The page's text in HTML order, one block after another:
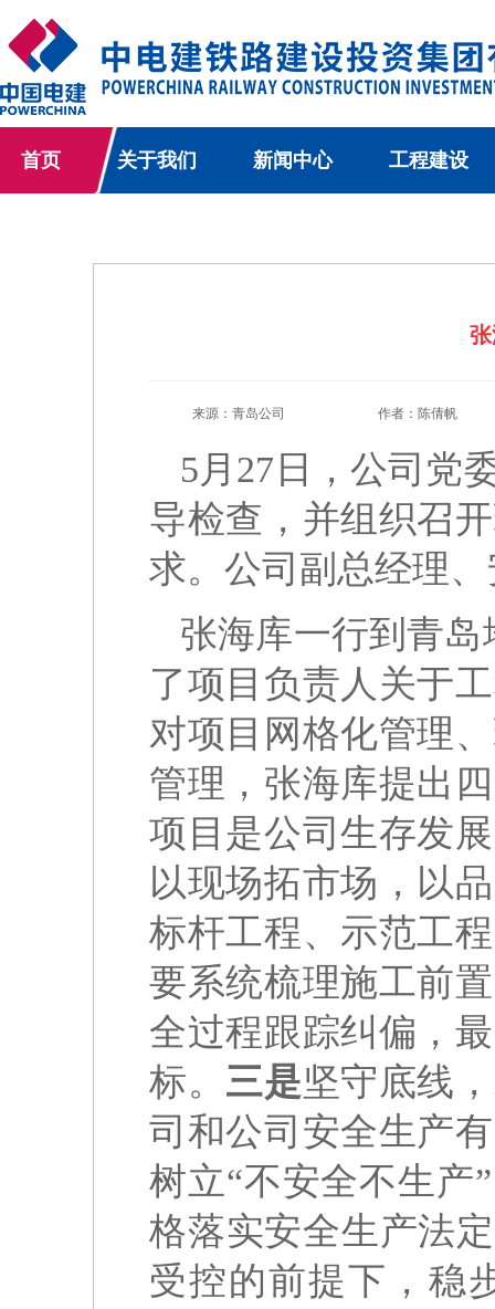
首页 关于我们 新闻中心 工程建设
来源：青岛公司 作者：陈倩帆
5月27日，公司党
导检查，并组织召
求。公司副总经理
张海库一行到青
了项目负责人关于
对项目网格化管理
管理，张海库提出
项目是公司生存发
以现场拓市场，以
标杆工程、示范工
要系统梳理施工前
全过程跟踪纠偏，
标。 三是坚守底线
司和公司安全生产
树立“不安全不生产
格落实安全生产法
受控的前提下，稳